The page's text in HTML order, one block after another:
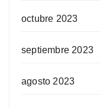
octubre 2023
septiembre 2023
agosto 2023